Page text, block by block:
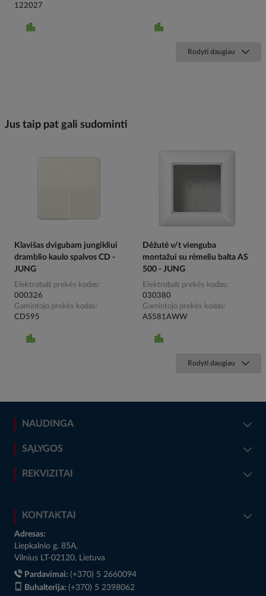
122027
Rodyti daugiau
Jus taip pat gali sudominti
Klavišas dvigubam jungikliui
dramblio kaulo spalvos CD -
JUNG
Elektrobalt prekės kodas
000326
Gamintojo prekės kodas
CD595
Dėžutė v/t vienguba
montažui su rėmeliu balta AS
500 - JUNG
Elektrobalt prekės kodas
030380
Gamintojo prekės kodas
AS581AWW
Rodyti daugiau
NAUDINGA
SĄLYGOS
REKVIZITAI
KONTAKTAI
Adresas:
Liepkalnio g. 85A,
Vilnius LT-02120, Lietuva
Pardavimai: (+370) 5 2660094
Buhalterija: (+370) 5 2398062